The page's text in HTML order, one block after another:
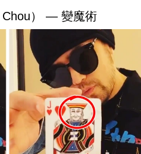
Chou） — 變魔術